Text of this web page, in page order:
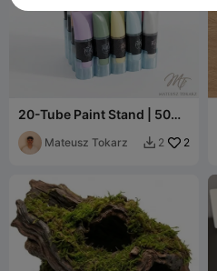
20-Tube Paint Stand | 50ml
Acrylic Organizer
Mateusz Tokarz  2 2